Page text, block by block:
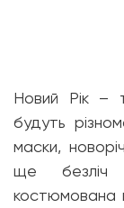
Новий Рік –
будуть
маски,
ще безліч
костюмована